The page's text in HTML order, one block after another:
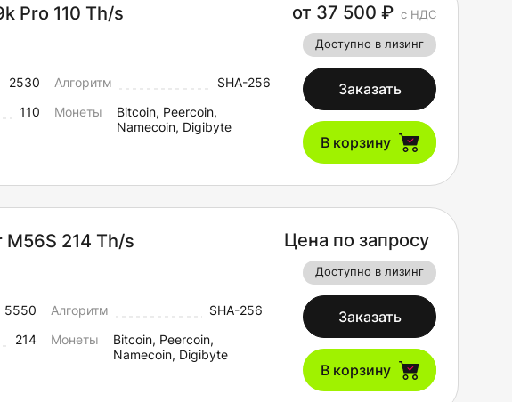
Pro 110 Th/s
2530 Алгоритм
SHA-256
110 Монеты
Bitcoin, Peercoin,
Namecoin, Digibyte
от 37 500 ₽ с НДС
Доступно в лизинг
Заказать
В корзину
214 Th/s
5550 Алгоритм
SHA-256
214 Монеты
Bitcoin, Peercoin,
Namecoin, Digibyte
Цена по запросу
Доступно в лизинг
Заказать
В корзину